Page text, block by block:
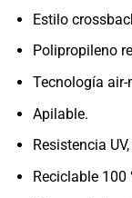
Estilo
Polipropileno
Tecnología
Apilable.
Resistencia
Reciclable 100